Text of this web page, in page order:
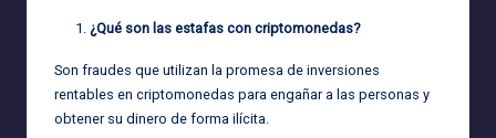
¿Qué son las estafas con criptomonedas?
Son fraudes que utilizan la promesa de inversiones
rentables en criptomonedas para engañar a las personas y
obtener su dinero de forma ilícita.